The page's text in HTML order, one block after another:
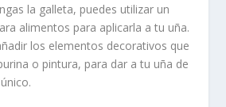
la galleta, puedes utilizar un
alimentos para aplicarla a tu uña.
los elementos decorativos que
o pintura, para dar a tu uña de